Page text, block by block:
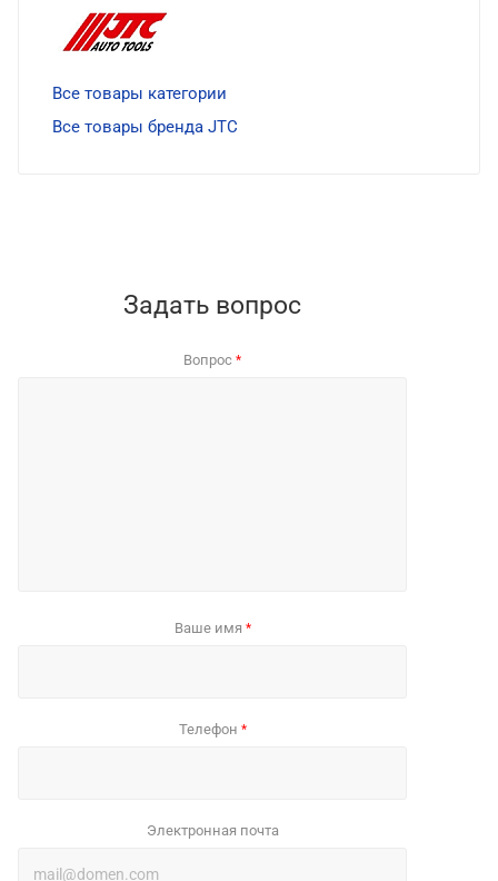
Все товары категории
Все товары бренда JTC
Задать вопрос
Вопрос *
Ваше имя *
Телефон *
Электронная почта